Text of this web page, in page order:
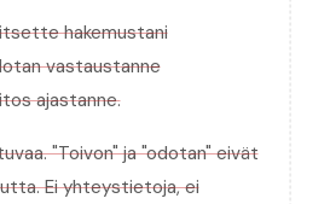
hakemustani
vastaustanne
ajastanne.
"Toivon" ja "odotan" eivät
Ei yhteystietoja, ei